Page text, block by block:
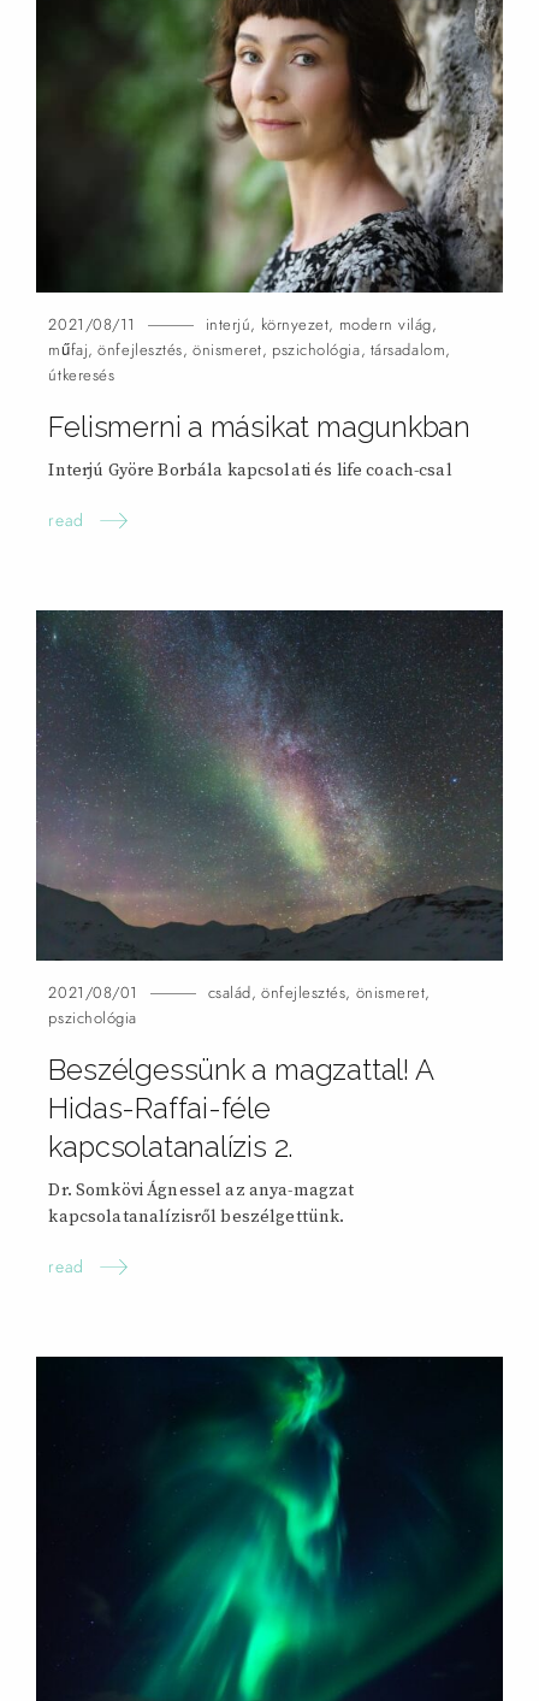
2021/08/11 interjú, környezet, modern világ,
műfaj,önfejlesztés,önismeret, pszichológia, társadalom,
útkeresés
Felismerni a másikat magunkban
Interjú Györe Borbála kapcsolati és life coach-csal
read
2021/08/01 család, önfejlesztés, önismeret,
pszichológia
Beszélgessünk a magzattal! A
Hidas-Raffai-féle
kapcsolatanalízis 2.
Dr. Somkövi Ágnessel az anya-magzat
kapcsolatanalízisről beszélgettünk.
read